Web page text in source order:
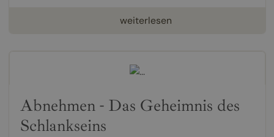
weiterlesen
Abnehmen - Das Geheimnis des
Schlankseins